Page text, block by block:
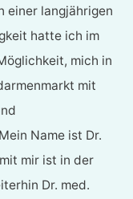
einer langjährigen
hatte ich im
mich in
mit
Name ist Dr.
mir ist in der
Dr. med.